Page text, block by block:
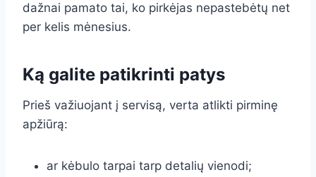
dažnai pamato tai, ko pirkėjas nepastebėtų net
per kelis mėnesius.
Ką galite patikrinti patys
Prieš važiuojant į servisą, verta atlikti pirminę
apžiūrą:
ar kėbulo tarpai tarp detalių vienodi;